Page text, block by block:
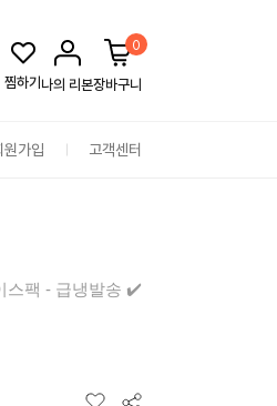
찜하기나의 리본
0
장바구니
원가입 고객센터
스팩 - 급냉발송 ✔️